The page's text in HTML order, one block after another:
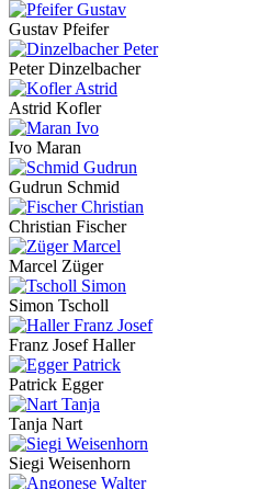
Gustav Pfeifer
Peter Dinzelbacher
Astrid Kofler
Ivo Maran
Gudrun Schmid
Christian Fischer
Marcel Züger
Simon Tscholl
Franz Josef Haller
Patrick Egger
Tanja Nart
Siegi Weisenhorn